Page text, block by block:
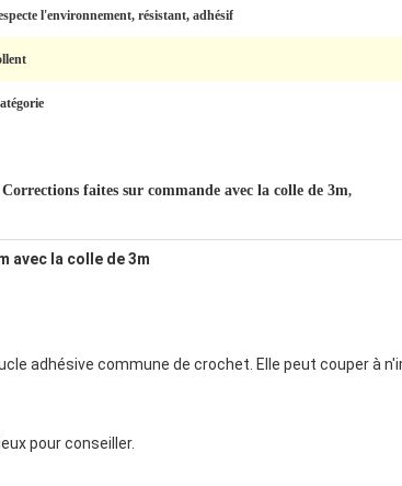
l'environnement, résistant, adhésif
Corrections faites sur commande avec la colle de 3m,
avec la colle de 3m
adhésive commune de crochet. Elle peut couper à
pour conseiller.